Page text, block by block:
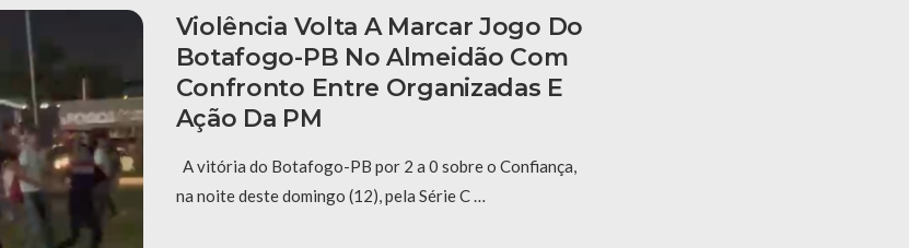
Violência Volta A Marcar Jogo Do
Botafogo-PB No Almeidão Com
Confronto Entre Organizadas E
Ação Da PM
A vitória do Botafogo-PB por 2 a 0 sobre o Confiança,
na noite deste domingo (12), pela Série C …